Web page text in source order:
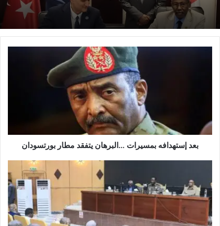
بعد إستهدافه بمسيرات …البرهان يتفقد مطار بورتسودان